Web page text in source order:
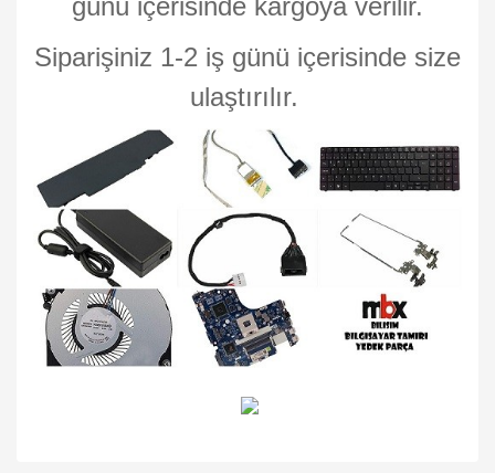
günü içerisinde kargoya verilir.
Siparişiniz 1-2 iş günü içerisinde size
ulaştırılır.